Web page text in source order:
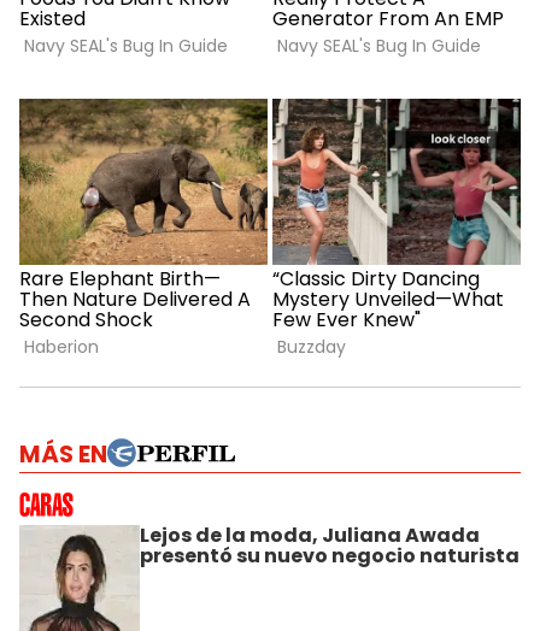
MÁS EN
Lejos de la moda, Juliana Awada
presentó su nuevo negocio naturista